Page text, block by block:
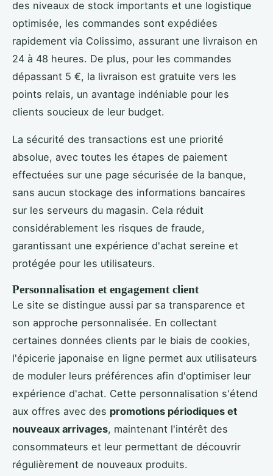
des niveaux de stock importants et une logistique
optimisée, les commandes sont expédiées
rapidement via Colissimo, assurant une livraison en
24 à 48 heures. De plus, pour les commandes
dépassant 5 €, la livraison est gratuite vers les
points relais, un avantage indéniable pour les
clients soucieux de leur budget.
La sécurité des transactions est une priorité
absolue, avec toutes les étapes de paiement
effectuées sur une page sécurisée de la banque,
sans aucun stockage des informations bancaires
sur les serveurs du magasin. Cela réduit
considérablement les risques de fraude,
garantissant une expérience d'achat sereine et
protégée pour les utilisateurs.
Personnalisation et engagement client
Le site se distingue aussi par sa transparence et
son approche personnalisée. En collectant
certaines données clients par le biais de cookies,
l'épicerie japonaise en ligne permet aux utilisateurs
de moduler leurs préférences afin d'optimiser leur
expérience d'achat. Cette personnalisation s'étend
aux offres avec des promotions périodiques et
nouveaux arrivages, maintenant l'intérêt des
consommateurs et leur permettant de découvrir
régulièrement de nouveaux produits.